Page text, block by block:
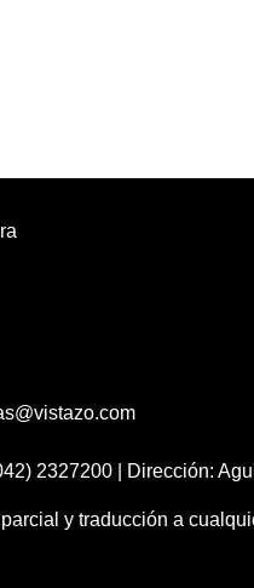
2327200 | Dirección:
y traducción a